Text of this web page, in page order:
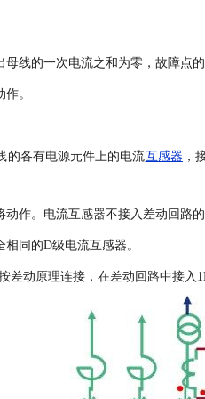
线的一次电流之和为零，故障点的
。
的各有电源元件上的电流互感器 ，
动作。电流互感器不接入差动回路
同的D级电流互感器。
差动原理连接，在差动回路中接入